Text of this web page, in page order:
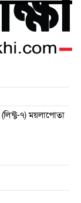
৭) ময়লাপোতা